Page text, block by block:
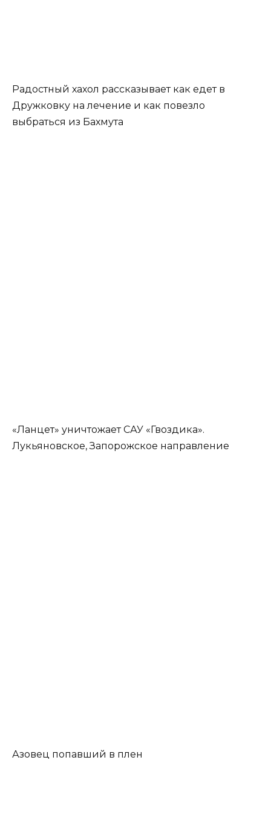
Радостный хахол рассказывает как едет в
Дружковку на лечение и как повезло
выбраться из Бахмута
«Ланцет» уничтожает САУ «Гвоздика».
Лукьяновское, Запорожское направление
Азовец попавший в плен